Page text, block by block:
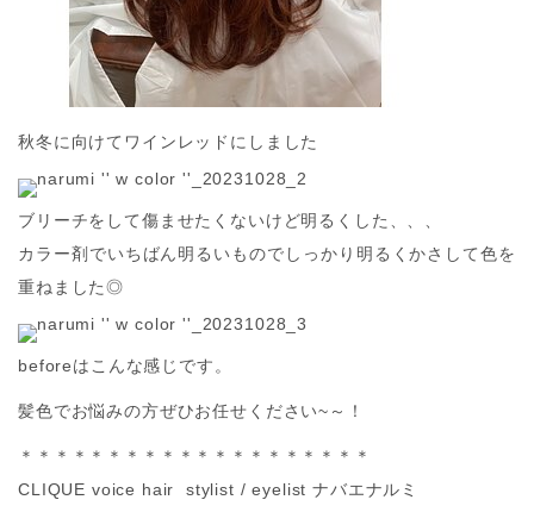
秋冬に向けてワインレッドにしました
ブリーチをして傷ませたくないけど明るくした、、、
カラー剤でいちばん明るいものでしっかり明るくかさして色を
重ねました◎
beforeはこんな感じです。
髪色でお悩みの方ぜひお任せください~～！
＊＊＊＊＊＊＊＊＊＊＊＊＊＊＊＊＊＊＊＊
CLIQUE voice hair stylist / eyelist ナバエナルミ